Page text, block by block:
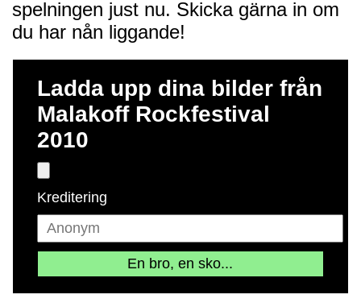
spelningen just nu. Skicka gärna in om
du har nån liggande!
Ladda upp dina bilder från
Malakoff Rockfestival
2010
Kreditering